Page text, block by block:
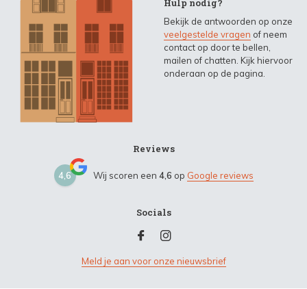
Hulp nodig?
Bekijk de antwoorden op onze
veelgestelde vragen of neem
contact op door te bellen,
mailen of chatten. Kijk hiervoor
onderaan op de pagina.
Reviews
4,6 Wij scoren een 4,6 op Google reviews
Socials
Meld je aan voor onze nieuwsbrief